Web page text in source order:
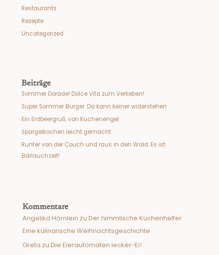
Restaurants
Rezepte
Uncategorized
Beiträge
Sommer Dorade! Dolce Vita zum Verlieben!
Super Sommer Burger. Da kann keiner widerstehen
Ein Erdbeergruß von Kuchenengel
Spargelkochen leicht gemacht
Runter von der Couch und raus in den Wald. Es ist
Bärlauchzeit!
Kommentare
Angelika Hörnlein zu Der himmlische Küchenhelfer.
Eine kulinarische Weihnachtsgeschichte
Greta zu Die Eierautomaten lecker-Ei!